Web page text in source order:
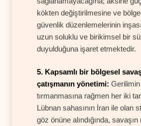
kökten değiştirilmesine ve
güvenlik düzenlemelerinin
uzun soluklu ve birikimsel bir
duyulduğuna işaret etmektedir.
5. Kapsamlı bir bölgesel
çatışmanın yönetimi: Gerilimin
tırmanmasına rağmen her iki
Lübnan sahasının İran ile olan
göz önüne alındığında,